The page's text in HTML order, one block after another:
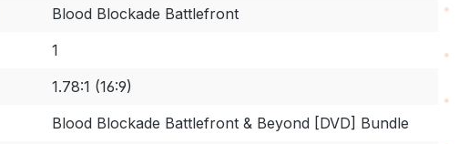
Blood Blockade Battlefront
1
1.78:1 (16:9)
Blood Blockade Battlefront & Beyond [DVD] Bundle